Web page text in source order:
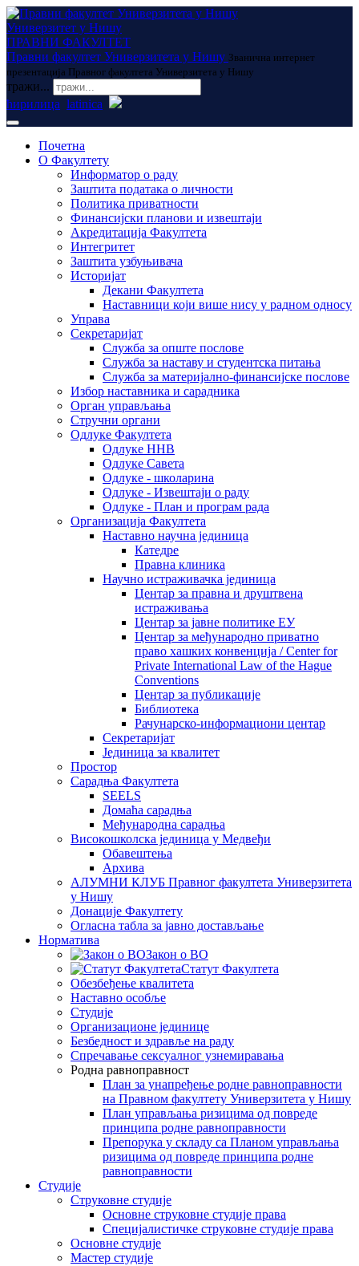
Универзитет у Нишу
ПРАВНИ ФАКУЛТЕТ
Правни факултет Универзитета у Нишу Званична интернет
презентација Правног факултета Универзитета у Нишу
тражи...
ћирилица latinica
Почетна
О Факултету
Информатор о раду
Заштита података о личности
Политика приватности
Финансијски планови и извештаји
Акредитација Факултета
Интегритет
Заштита узбуњивача
Историјат
Декани Факултета
Наставници који више нису у радном односу
Управа
Секретаријат
Служба за опште послове
Служба за наставу и студентска питања
Служба за материјално-финансијске послове
Избор наставника и сарадника
Oрган управљања
Стручни органи
Одлуке Факултета
Одлуке ННВ
Одлуке Савета
Одлуке - школарина
Одлуке - Извештаји о раду
Одлуке - План и програм рада
Организација Факултета
Наставно научна јединица
Катедре
Правна клиника
Научно истраживачка јединица
Центар за правна и друштвена
истраживања
Центар за јавне политике ЕУ
Центар за међународно приватно
право хашких конвенција / Center for
Private International Law of the Hague
Conventions
Центар за публикације
Библиотека
Рачунарско-информациони центар
Секретаријат
Јединица за квалитет
Простор
Сарадња Факултета
SEELS
Домаћа сарадња
Међународна сарадња
Високошколска јединица у Медвеђи
Обавештења
Архива
АЛУМНИ КЛУБ Правног факултета Универзитета
у Нишу
Донације Факултету
Огласна табла за јавно достављање
Норматива
Закон о ВО
Статут Факултета
Обезбеђење квалитета
Наставно особље
Студије
Организационе јединице
Безбедност и здравље на раду
Спречавање сексуалног узнемиравања
Родна равноправност
План за унапређење родне равноправности
на Правном факултету Универзитета у Нишу
План управљања ризицима од повреде
принципа родне равноправности
Препорука у складу са Планом управљања
ризицима од повреде принципа родне
равноправности
Студије
Струковне студије
Основне струковне студије права
Специјалистичке струковне студије права
Основне студије
Мастер студије